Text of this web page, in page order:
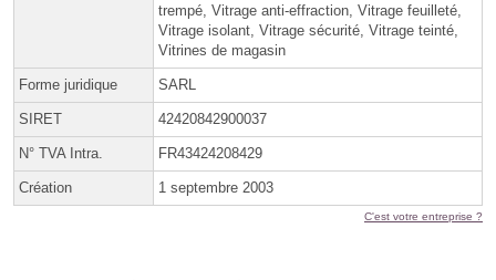
trempé, Vitrage anti-effraction, Vitrage feuilleté,
Vitrage isolant, Vitrage sécurité, Vitrage teinté,
Vitrines de magasin
Forme juridique SARL
SIRET 42420842900037
N° TVA Intra. FR43424208429
Création 1 septembre 2003
C'est votre entreprise ?